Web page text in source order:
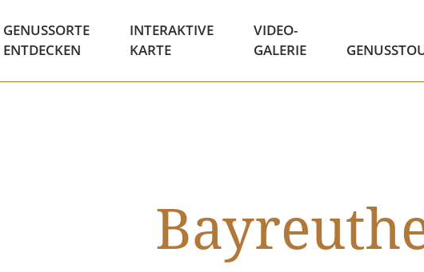
GENUSSORTE
ENTDECKEN
INTERAKTIVE
KARTE
VIDEO-
GALERIE